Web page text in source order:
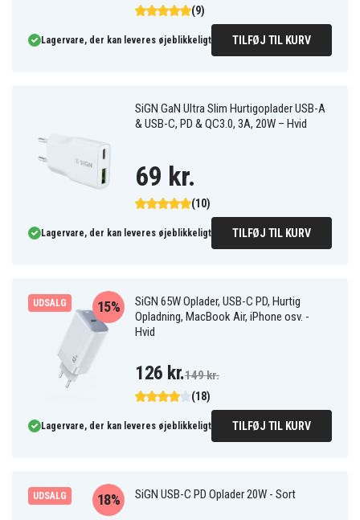
(9)
Lagervare, der kan leveres øjeblikkeligt TILFØJ TIL KURV
SiGN GaN Ultra Slim Hurtigoplader USB-A
& USB-C, PD & QC3.0, 3A, 20W – Hvid
(10)
69 kr.
Lagervare, der kan leveres øjeblikkeligt TILFØJ TIL KURV
UDSALG
SiGN 65W Oplader, USB-C PD, Hurtig
Opladning, MacBook Air, iPhone osv. -
Hvid
(18)
15%
126 kr.149 kr.
Lagervare, der kan leveres øjeblikkeligt TILFØJ TIL KURV
UDSALG SiGN USB-C PD Oplader 20W - Sort
18%